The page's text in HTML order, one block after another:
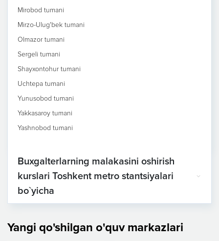
Mirobod tumani
Mirzo-Ulug'bek tumani
Olmazor tumani
Sergeli tumani
Shayxontohur tumani
Uchtepa tumani
Yunusobod tumani
Yakkasaroy tumani
Yashnobod tumani
Buxgalterlarning malakasini oshirish
kurslari Toshkent metro stantsiyalari
bo`yicha
Yangi qo'shilgan o'quv markazlari